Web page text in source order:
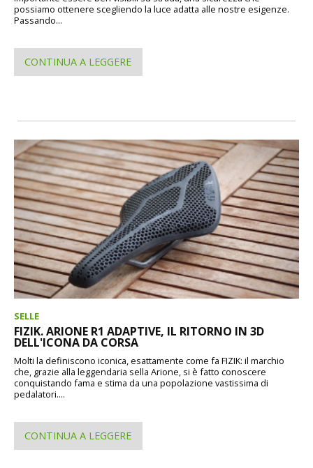
possiamo ottenere scegliendo la luce adatta alle nostre esigenze.
Passando...
CONTINUA A LEGGERE
SELLE
FIZIK. ARIONE R1 ADAPTIVE, IL RITORNO IN 3D
DELL'ICONA DA CORSA
Molti la definiscono iconica, esattamente come fa FIZIK: il marchio
che, grazie alla leggendaria sella Arione, si è fatto conoscere
conquistando fama e stima da una popolazione vastissima di
pedalatori....
CONTINUA A LEGGERE